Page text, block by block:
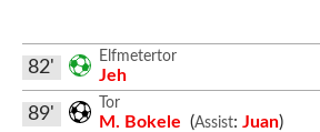
Elfmetertor
Jeh
82'
Tor
M. Bokele (Assist: Juan)
89'